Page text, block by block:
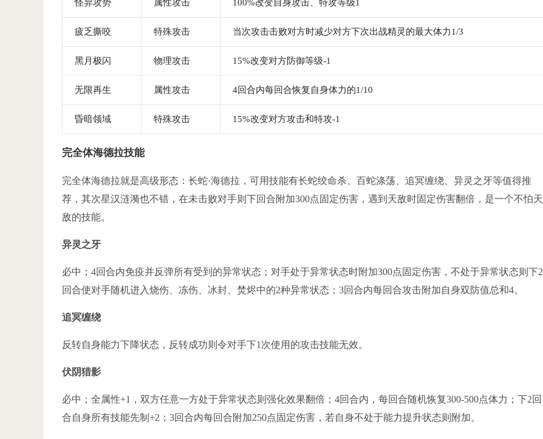
怪异攻势 属性攻击 100%改变自身攻击、特攻等级1
疲乏撕咬 特殊攻击 当次攻击击败对方时减少对方下次出战精灵的最大体力1/3
黑月极闪 物理攻击 15%改变对方防御等级-1
无限再生 属性攻击 4回合内每回合恢复自身体力的1/10
昏暗领域 特殊攻击 15%改变对方攻击和特攻-1
完全体海德拉技能
完全体海德拉就是高级形态：长蛇·海德拉，可用技能有长蛇绞命杀、百蛇涤荡、追冥缠绕、异灵之牙等值得推
荐，其次星汉涟漪也不错，在未击败对手则下回合附加300点固定伤害，遇到天敌时固定伤害翻倍，是一个不怕天
敌的技能。
异灵之牙
必中；4回合内免疫并反弹所有受到的异常状态；对手处于异常状态时附加300点固定伤害，不处于异常状态则下2
回合使对手随机进入烧伤、冻伤、冰封、焚烬中的2种异常状态；3回合内每回合攻击附加自身双防值总和4。
追冥缠绕
反转自身能力下降状态，反转成功则令对手下1次使用的攻击技能无效。
伏阴猎影
必中；全属性+1，双方任意一方处于异常状态则强化效果翻倍；4回合内，每回合随机恢复300-500点体力；下2回
合自身所有技能先制+2；3回合内每回合附加250点固定伤害，若自身不处于能力提升状态则附加。